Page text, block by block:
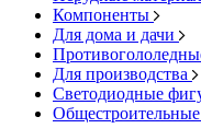
Компоненты
Для дома и дачи
Для производства
Светодиодные